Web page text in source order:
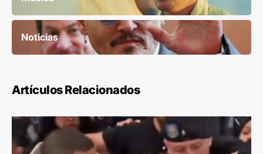
Noticias
Artículos Relacionados